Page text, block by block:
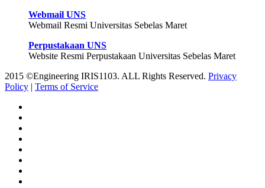
Webmail UNS
Webmail Resmi Universitas Sebelas Maret
Perpustakaan UNS
Website Resmi Perpustakaan Universitas Sebelas Maret
2015 ©Engineering IRIS1103. ALL Rights Reserved. Privacy
Policy | Terms of Service